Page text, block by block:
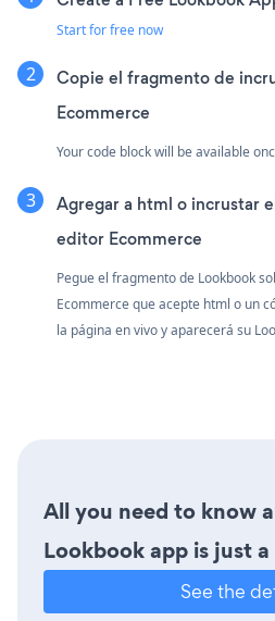
Start for free now
Copie el fragmento de
Ecommerce
Your code block will be available
Agregar a html o incrustar
editor Ecommerce
Pegue el fragmento de Lookbook
Ecommerce que acepte html o un
la página en vivo y aparecerá su
All you need to know
Lookbook app is just
See the